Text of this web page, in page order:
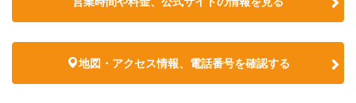
地図・アクセス情報、電話番号を確認する